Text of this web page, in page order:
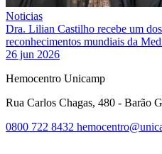
Noticias
Dra. Lilian Castilho recebe um
reconhecimentos mundiais da
26 jun 2026
Hemocentro Unicamp
Rua Carlos Chagas, 480 - Barão
0800 722 8432